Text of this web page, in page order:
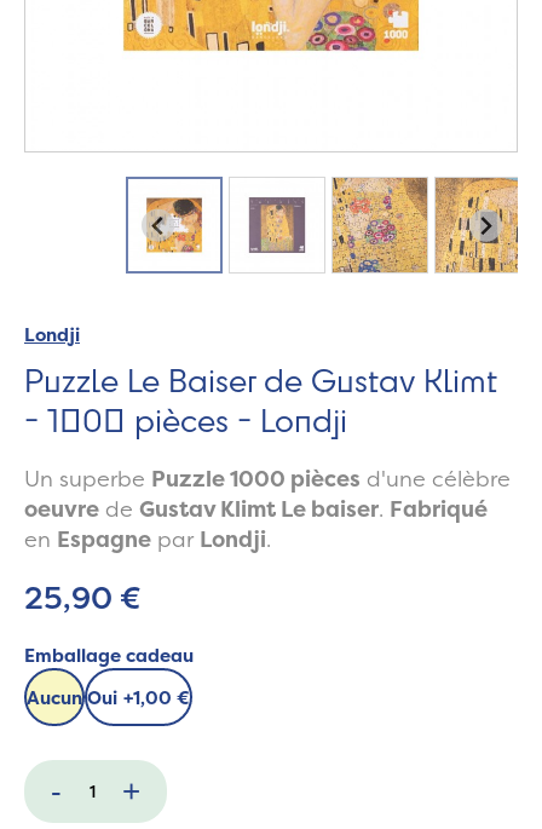
Londji
Puzzle Le Baiser de Gustav Klimt
- 1000 pièces - Londji
Un superbe Puzzle 1000 pièces d'une célèbre
oeuvre de Gustav Klimt Le baiser. Fabriqué
en Espagne par Londji.
25,90 €
Emballage cadeau
AucunOui +1,00 €
- +